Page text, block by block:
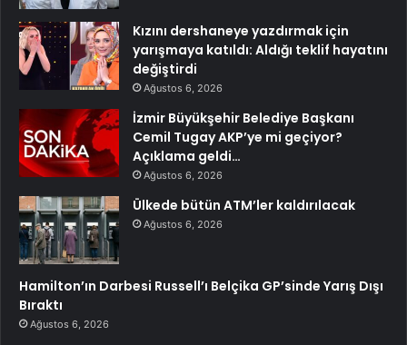
Kızını dershaneye yazdırmak için
yarışmaya katıldı: Aldığı teklif hayatını
değiştirdi
Ağustos 6, 2026
İzmir Büyükşehir Belediye Başkanı
Cemil Tugay AKP’ye mi geçiyor?
Açıklama geldi…
Ağustos 6, 2026
Ülkede bütün ATM’ler kaldırılacak
Ağustos 6, 2026
Hamilton’ın Darbesi Russell’ı Belçika GP’sinde Yarış Dışı
Bıraktı
Ağustos 6, 2026